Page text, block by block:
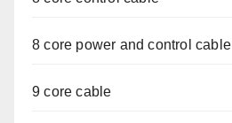
8 core power and control cable
9 core cable